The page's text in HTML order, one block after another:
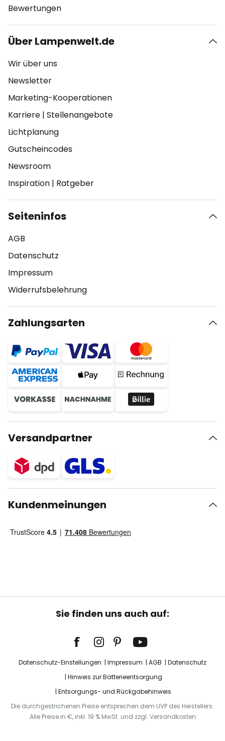
Bewertungen
Über Lampenwelt.de
Wir über uns
Newsletter
Marketing-Kooperationen
Karriere | Stellenangebote
Lichtplanung
Gutscheincodes
Newsroom
Inspiration | Ratgeber
Seiteninfos
AGB
Datenschutz
Impressum
Widerrufsbelehrung
Zahlungsarten
Versandpartner
Kundenmeinungen
Sie finden uns auch auf:
Datenschutz-Einstellungen Impressum AGB
Datenschutz
Hinweis zur Batterieentsorgung
Entsorgungs- und Rückgabehinweis
Die durchgestrichenen Preise entsprechen dem UVP des Herstellers.
Alle Preise in €, inkl. 19 % MwSt. und zzgl. Versandkosten